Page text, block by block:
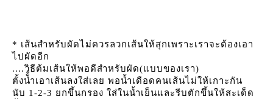
* เส้นสำหรับผัดไม่ควรลวกเส้นให้สุกเพราะเราจะต้องเอา
ไปผัดอีก
....วิธีต้มเส้นให้พอดีสำหรับผัด(แบบของเรา)
ตั้งนั้ำเอาเส้นลงใส่เลย พอน้ำเดือดคนเส้นไม่ให้เกาะกัน
นับ 1-2-3 ยกขึ้นกรอง ใส่ในน้ำเย็นและรีบตักขึ้นให้สะเด็ด